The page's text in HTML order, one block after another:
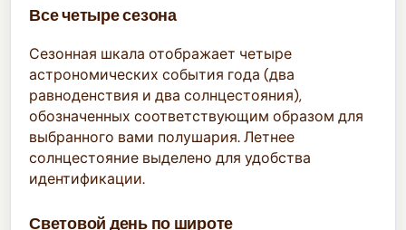
Все четыре сезона
Сезонная шкала отображает четыре
астрономических события года (два
равноденствия и два солнцестояния),
обозначенных соответствующим образом для
выбранного вами полушария. Летнее
солнцестояние выделено для удобства
идентификации.
Световой день по широте